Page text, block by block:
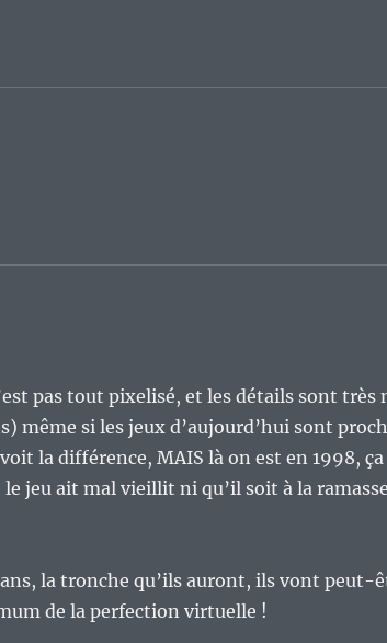
pas tout pixelisé, et les détails sont très
même si les jeux d’aujourd’hui sont
la différence, MAIS là on est en 1998,
jeu ait mal vieillit ni qu’il soit à la ramasse
la tronche qu’ils auront, ils vont peut-
de la perfection virtuelle !